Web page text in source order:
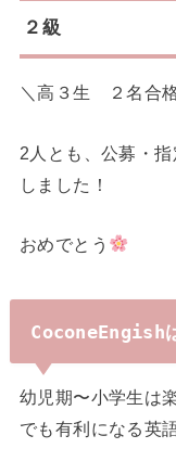
２級
＼高３生 ２名合
2人とも、公募・
しました！
おめでとう
CoconeEngish
幼児期〜小学生は
でも有利になる英語